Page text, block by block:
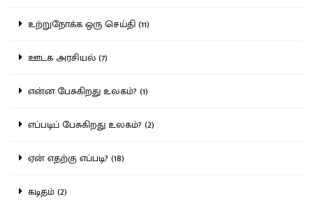
உற்றுநோக்க ஒரு செய்தி (11)
ஊடக அரசியல் (7)
என்ன பேசுகிறது உலகம்? (1)
எப்படிப் பேசுகிறது உலகம்? (2)
ஏன் எதற்கு எப்படி? (18)
கடிதம் (2)